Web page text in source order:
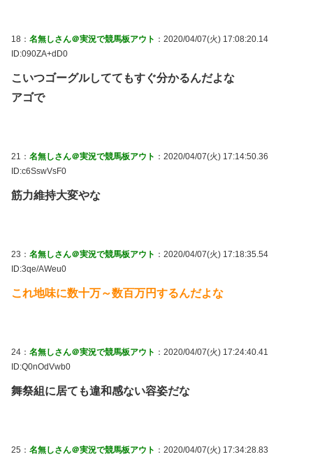
18： 名無しさん＠実況で競馬板アウト ：2020/04/07(火) 17:08:20.14
ID:090ZA+dD0
こいつゴーグルしててもすぐ分かるんだよな
アゴで
21： 名無しさん＠実況で競馬板アウト ：2020/04/07(火) 17:14:50.36
ID:c6SswVsF0
筋力維持大変やな
23： 名無しさん＠実況で競馬板アウト ：2020/04/07(火) 17:18:35.54
ID:3qe/AWeu0
これ地味に数十万～数百万円するんだよな
24： 名無しさん＠実況で競馬板アウト ：2020/04/07(火) 17:24:40.41
ID:Q0nOdVwb0
舞祭組に居ても違和感ない容姿だな
25： 名無しさん＠実況で競馬板アウト ：2020/04/07(火) 17:34:28.83